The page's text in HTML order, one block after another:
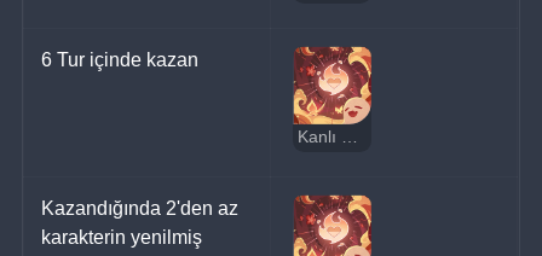
6 Tur içinde kazan
Kanlı Canlı
Kazandığında 2'den az
karakterin yenilmiş